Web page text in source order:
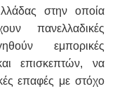
στην οποία
πανελλαδικές
εμπορικές
επισκεπτών, να
επαφές με στόχο